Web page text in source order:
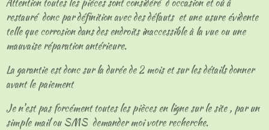
restauré donc par définition avec des défauts et une usure évidente
telle que corrosion dans des endroits inaccessible à la vue ou une
mauvaise réparation antérieure.
La garantie est donc sur la durée de 2 mois et sur les détails donner
avant le paiement
Je n'est pas forcément toutes les pièces en ligne sur le site , par un
simple mail ou SMS demander moi votre recherche.